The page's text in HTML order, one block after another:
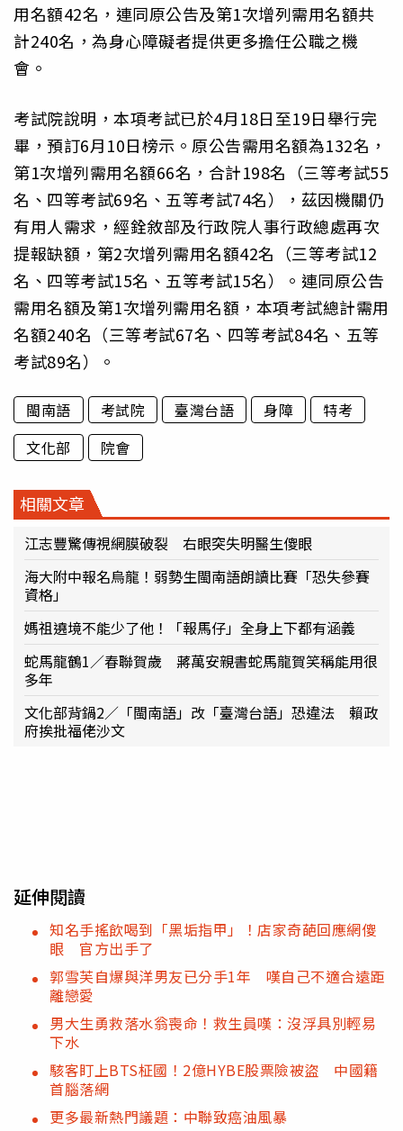
用名額42名，連同原公告及第1次增列需用名額共
計240名，為身心障礙者提供更多擔任公職之機
會。
考試院說明，本項考試已於4月18日至19日舉行完
畢，預訂6月10日榜示。原公告需用名額為132名，
第1次增列需用名額66名，合計198名（三等考試55
名、四等考試69名、五等考試74名），茲因機關仍
有用人需求，經銓敘部及行政院人事行政總處再次
提報缺額，第2次增列需用名額42名（三等考試12
名、四等考試15名、五等考試15名）。連同原公告
需用名額及第1次增列需用名額，本項考試總計需用
名額240名（三等考試67名、四等考試84名、五等
考試89名）。
閩南語 考試院 臺灣台語 身障
特考
文化部
院會
相關文章
江志豐驚傳視網膜破裂 右眼突失明醫生傻眼
海大附中報名烏龍！弱勢生閩南語朗讀比賽「恐失參賽
資格」
媽祖遶境不能少了他！「報馬仔」全身上下都有涵義
蛇馬龍鶴1／春聯賀歲 蔣萬安親書蛇馬龍賀笑稱能用很
多年
文化部背鍋2／「閩南語」改「臺灣台語」恐違法 賴政
府挨批福佬沙文
延伸閱讀
知名手搖飲喝到「黑垢指甲」！店家奇葩回應網傻
眼 官方出手了
郭雪芙自爆與洋男友已分手1年 嘆自己不適合遠距
離戀愛
男大生勇救落水翁喪命！救生員嘆：沒浮具別輕易
下水
駭客盯上BTS柾國！2億HYBE股票險被盜 中國籍
首腦落網
更多最新熱門議題：中聯致癌油風暴